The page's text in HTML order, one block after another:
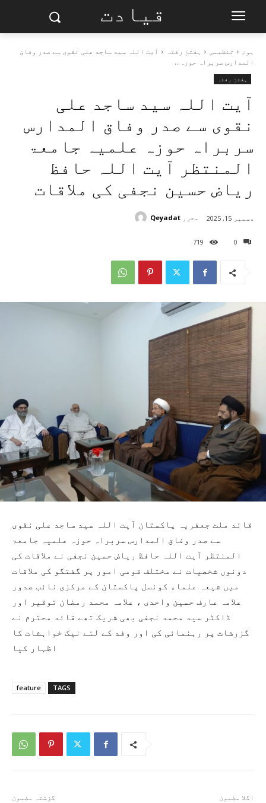
قیادت
ہوم تنظیمی ہفتۂِ رفتہ
آیت اللہ سید ساجد علی نقوی سے صدر وفاق
المدارس سربراہ حوزہ...
ہفتۂِ رفتہ
آیت اللہ سید ساجد علی
نقوی سے صدر وفاق المدارس
سربراہ حوزہ علمیہ جامعۃ
المنتظر آیت اللہ حافظ
ریاض حسین نجفی کی ملاقات
0
719
دسمبر 15, 2025 محرر Qeyadat
قائد ملت جعفریہ پاکستان آیت اللہ سید ساجد علی نقوی
سے صدر وفاق المدارس سربراہ حوزہ علمیہ جامعۃ
المنتظر آیت اللہ حافظ ریاض حسین نجفی نے ملاقات کی
دونوں شخصیات نے مختلف قومی امور پر گفتگو کی ملاقات
میں شیعہ علماء کونسل پاکستان کے مرکزی نائب صدور
علامہ عارف حسین واحدی ، علامہ محمد رمضان توقیر اور
ڈاکٹر سید محمد نجفی بھی شریک تھے قائد محترم نے
گزرشات پر رہنمائی کی اور وفد کے لئے نیک خواہشات کا
اظہار کیا
TAGS
feature
گزشتہ مضمون اگلا مضمون